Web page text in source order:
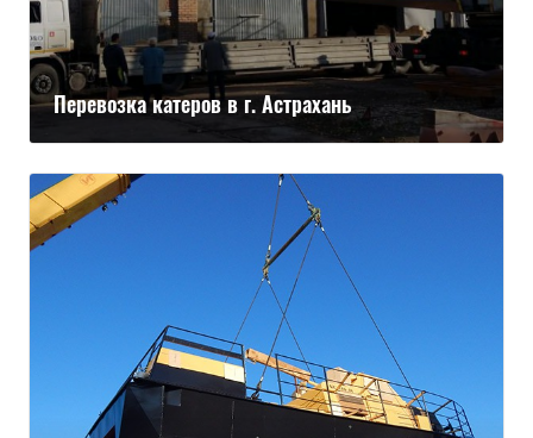
Перевозка катеров в г. Астрахань